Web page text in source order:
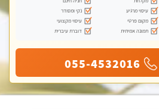
עיסוי מרגיע
נקי ומסודר
מקום פרטי
עיסוי מקצועי
תמונה אמיתית
דוברת עיברית
055-4532016